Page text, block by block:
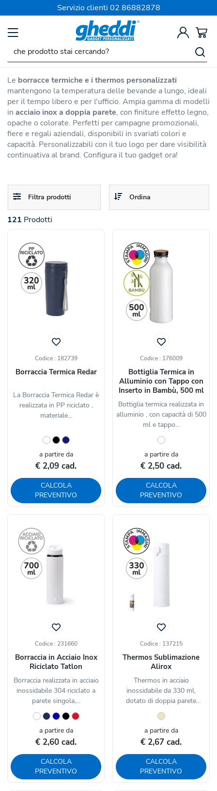
Servizio clienti 02 86882878
SPEDIZIONE SEMPRE GRATIS
Borracce e Bottiglie Personalizzate
Borracce Termiche Thermos
Personalizzate
Le borracce termiche e i thermos personalizzati
mantengono la temperatura delle bevande a lungo, ideali
per il tempo libero e per l'ufficio. Ampia gamma di modelli
in acciaio inox a doppia parete, con finiture effetto legno,
opache o colorate. Perfetti per campagne promozionali,
fiere e regali aziendali, disponibili in svariati colori e
capacità. Personalizzabili con il tuo logo per dare visibilità
continuativa al brand. Configura il tuo gadget ora!
Toggle
navigation
Filtra prodotti
Toggle
navigation
Ordina
121 Prodotti
Codice : 182739
Borraccia Termica Redar
La Borraccia Termica Redar è
realizzata in PP riciclato ,
materiale...
a partire da
€ 2,09 cad.
CALCOLA
PREVENTIVO
Codice : 176009
Bottiglia Termica in
Alluminio con Tappo con
Inserto in Bambù, 500 ml
Bottiglia termica realizzata in
alluminio , con capacità di 500
ml e tappo...
a partire da
€ 2,50 cad.
CALCOLA
PREVENTIVO
Codice : 231660
Borraccia in Acciaio Inox
Riciclato Tatlon
Borraccia realizzata in acciaio
inossidabile 304 riciclato a
parete singola,...
a partire da
€ 2,60 cad.
CALCOLA
PREVENTIVO
Codice : 137215
Thermos Sublimazione
Alirox
Thermos in acciaio
inossidabile da 330 ml,
dotato di doppia parete
isolante...
a partire da
€ 2,67 cad.
CALCOLA
PREVENTIVO